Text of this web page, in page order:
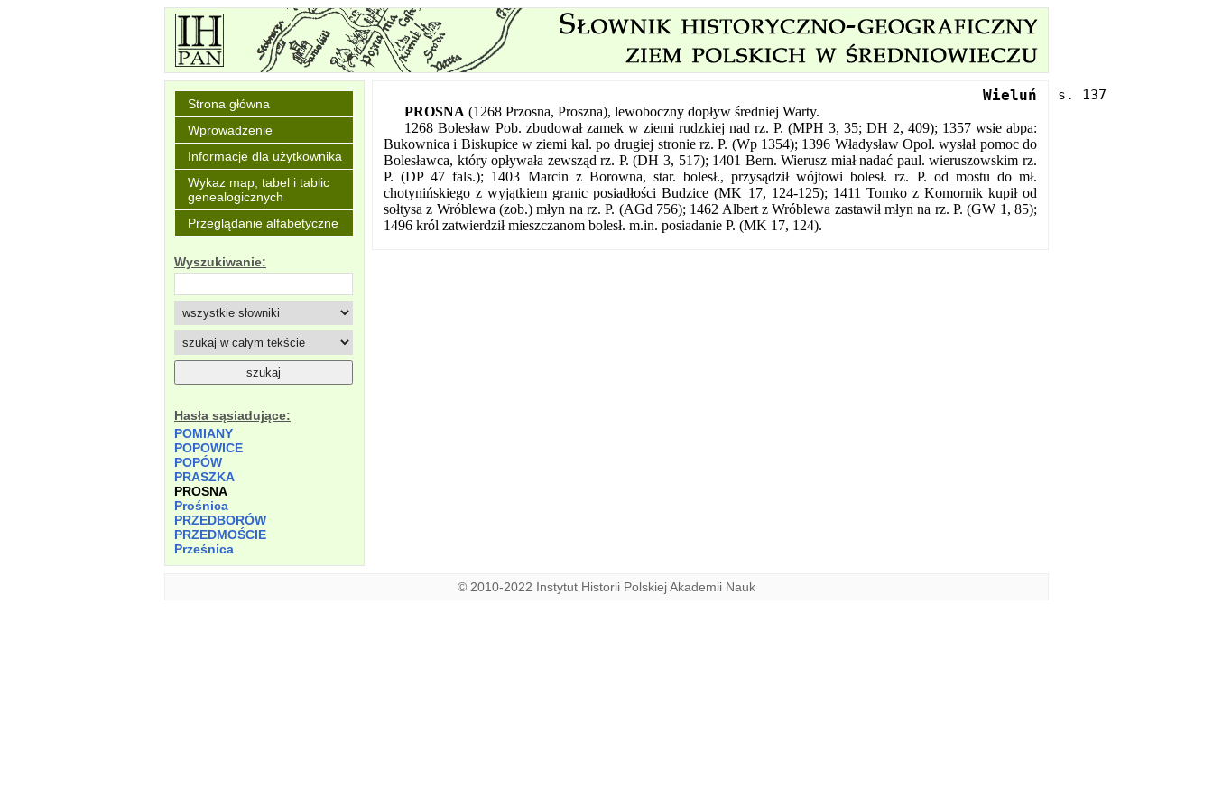
Strona główna
Wprowadzenie
Informacje dla użytkownika
Wykaz map, tabel i tablic
genealogicznych
Przeglądanie alfabetyczne
Wyszukiwanie:
Hasła sąsiadujące:
POMIANY
POPOWICE
POPÓW
PRASZKA
PROSNA
Prośnica
PRZEDBORÓW
PRZEDMOŚCIE
Prześnica
Wieluń
PROSNA (1268 Przosna, Proszna), lewoboczny dopływ średniej Warty.
1268 Bolesław Pob. zbudował zamek w ziemi rudzkiej nad rz. P. (MPH 3, 35; DH 2, 409); 1357 wsie abpa:
Bukownica i Biskupice w ziemi kal. po drugiej stronie rz. P. (Wp 1354); 1396 Władysław Opol. wysłał pomoc do
Bolesławca, który opływała zewsząd rz. P. (DH 3, 517); 1401 Bern. Wierusz miał nadać paul. wieruszowskim rz.
P. (DP 47 fals.); 1403 Marcin z Borowna, star. bolesł., przysądził wójtowi bolesł. rz. P. od mostu do mł.
chotynińskiego z wyjątkiem granic posiadłości Budzice (MK 17, 124-125); 1411 Tomko z Komornik kupił od
sołtysa z Wróblewa (zob.) młyn na rz. P. (AGd 756); 1462 Albert z Wróblewa zastawił młyn na rz. P. (GW 1, 85);
1496 król zatwierdził mieszczanom bolesł. m.in. posiadanie P. (MK 17, 124).
© 2010-2022 Instytut Historii Polskiej Akademii Nauk